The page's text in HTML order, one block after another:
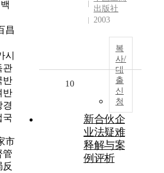
昌
시
관
반
반
경
국
市
管
出版社
2003
복
사/
대
출
신
청
10
新合伙企
业法疑难
释解与案
例评析